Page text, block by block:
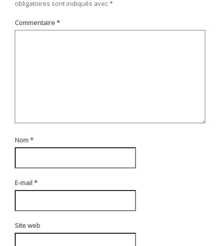
obligatoires sont indiqués avec*
Commentaire*
Nom*
E-mail*
Site web